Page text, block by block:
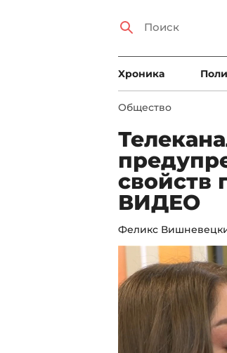
Xроника
Общество
свойств
ВИДЕО
Феликс